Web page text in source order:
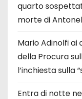
quarto
morte di
Mario Adinolfi ai
della Procura
l’inchiesta sulla
Entra di notte